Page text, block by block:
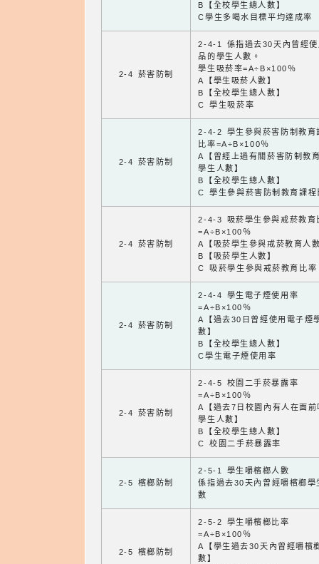
B【全校學生總人數】
C學生多喝水目標平均達成率
2-4 菸害防制
2-4-1 係指過去30天內曾經使
品的學生人數。
學生吸菸率=A÷B×100％
A【學生吸菸人數】
B【全校學生總人數】
C 學生吸菸率
2-4 菸害防制
2-4-2 學生參與菸害防制教育
比率=A÷B×100％
A【曾經上過有關菸害防制教
學生人數】
B【全校學生總人數】
C 學生參與菸害防制教育課程
2-4 菸害防制
2-4-3 吸菸學生參與戒菸教育
=A÷B×100％
A【吸菸學生參與戒菸教育人
B【吸菸學生人數】
C 吸菸學生參與戒菸教育比率
2-4 菸害防制
2-4-4 學生電子煙使用率
=A÷B×100％
A【過去30日曾經使用電子煙
數】
B【全校學生總人數】
C學生電子煙使用率
2-4 菸害防制
2-4-5 校園二手菸暴露率
=A÷B×100％
A【過去7日校園內有人在面前
學生人數】
B【全校學生總人數】
C 校園二手菸暴露率
2-5 檳榔防制
2-5-1 學生嚼檳榔人數
係指過去30天內曾經嚼檳榔學
數
2-5 檳榔防制
2-5-2 學生嚼檳榔比率
=A÷B×100％
A【學生過去30天內曾經嚼檳
數】